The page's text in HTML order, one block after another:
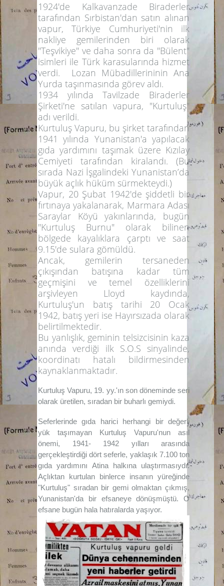
1924'de Kalkavanzade Biraderler
tarafından Sırbistan'dan satın alınan
vapur, Türkiye Cumhuriyeti'nin ilk
nakliye gemilerinden biri olarak
"Teşvikiye" ve daha sonra da "Bülent"
isimleri ile Türk karasularında hizmet
verdi. Lozan Mübadillerininin Ana
Yurda taşınmasında görev aldı.
1934 yılında Tavilzade Biraderler
Şirketi'ne satılan vapura, "Kurtuluş"
adı verildi.
Kurtuluş Vapuru, bu şirket tarafından
1941 yılında Yunanistan'a yapılacak
gıda yardımını taşımak üzere Kızılay
Cemiyeti tarafından kiralandı. (Bu
sırada Nazi İşgalindeki Yunanistan’da
büyük açlık hüküm sürmekteydi.)
Vapur, 20 Şubat 1942'de şiddetli bir
fırtınaya yakalanarak, Marmara Adası
Saraylar Köyü yakınlarında, bugün
"Kurtuluş Burnu" olarak bilinen
bölgede kayalıklara çarptı ve saat
9.15'de sulara gömüldü.
Ancak, gemilerin tersaneden
çıkışından batışına kadar tüm
geçmişini ve temel özelliklerini
arşivleyen Lloyd kaydında,
Kurtuluş'un batış tarihi 20 Ocak
1942, batış yeri ise Hayırsızada olarak
belirtilmektedir.
Bu yanlışlık, geminin telsizcisinin kaza
anında verdiği ilk S.O.S sinyalinde,
koordinatı hatalı bildirmesinden
kaynaklanmaktadır.
Kurtuluş Vapuru, 19. yy.'ın son döneminde seri
olarak üretilen, sıradan bir buharlı gemiydi.
Seferlerinde gıda harici herhangi bir değerli
yük taşımayan Kurtuluş Vapuru'nun asıl
önemi, 1941- 1942 yılları arasında
gerçekleştirdiği dört seferle, yaklaşık 7.100 ton
gıda yardımını Atina halkına ulaştırmasıydı.
Açlıktan kurtulan binlerce insanın yüreğinde
"Kurtuluş" sıradan bir gemi olmaktan çıkmış,
Yunanistan'da bir efsaneye dönüşmüştü. O
efsane bugün hala hatıralarda yaşıyor.